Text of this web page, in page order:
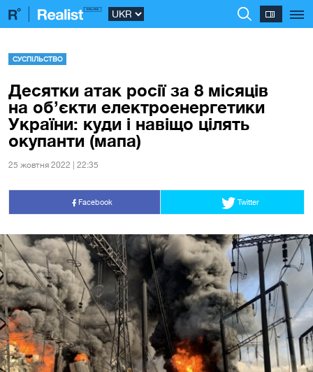
СУСПІЛЬСТВО
Десятки атак росії за 8 місяців
на об’єкти електроенергетики
України: куди і навіщо цілять
окупанти (мапа)
25 жовтня 2022 | 22:35
Facebook Twitter